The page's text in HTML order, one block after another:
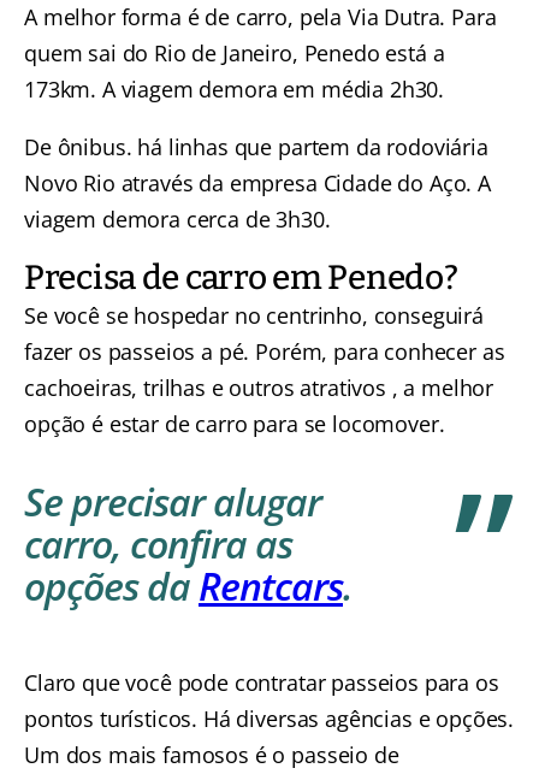
A melhor forma é de carro, pela Via Dutra. Para
quem sai do Rio de Janeiro, Penedo está a
173km. A viagem demora em média 2h30.
De ônibus. há linhas que partem da rodoviária
Novo Rio através da empresa Cidade do Aço. A
viagem demora cerca de 3h30.
Precisa de carro em Penedo?
Se você se hospedar no centrinho, conseguirá
fazer os passeios a pé. Porém, para conhecer as
cachoeiras, trilhas e outros atrativos , a melhor
opção é estar de carro para se locomover.
Se precisar alugar
carro, confira as
opções daRentcars.
Claro que você pode contratar passeios para os
pontos turísticos. Há diversas agências e opções.
Um dos mais famosos é o passeio de